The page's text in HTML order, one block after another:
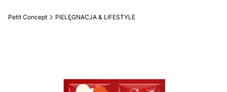
Petit Concept PIELĘGNACJA & LIFESTYLE